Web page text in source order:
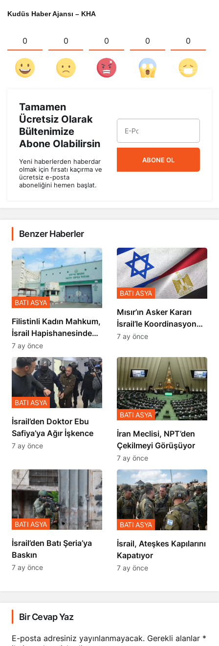
Kudüs Haber Ajansı – KHA
0 0 0 0 0
Tamamen
Ücretsiz Olarak
Bültenimize
Abone Olabilirsin
Yeni haberlerden haberdar
olmak için fırsatı kaçırma ve
ücretsiz e-posta
aboneliğini hemen başlat.
ABONE OL
Benzer Haberler
Filistinli Kadın Mahkum,
İsrail Hapishanesindeki
Zulmü Anlattı
BATI ASYA
7 ay önce
Mısır’ın Asker Kararı
İsrail’le Koordinasyon
İçinde Gerçekleşmiş
BATI ASYA
7 ay önce
İsrail’den Doktor Ebu
Safiya’ya Ağır İşkence
BATI ASYA
7 ay önce
İran Meclisi, NPT’den
Çekilmeyi Görüşüyor
BATI ASYA
7 ay önce
​​​​​​​İsrail’den Batı Şeria’ya
Baskın
BATI ASYA
7 ay önce
İsrail, Ateşkes Kapılarını
Kapatıyor
BATI ASYA
7 ay önce
Bir Cevap Yaz
E-posta adresiniz yayınlanmayacak. Gerekli alanlar *